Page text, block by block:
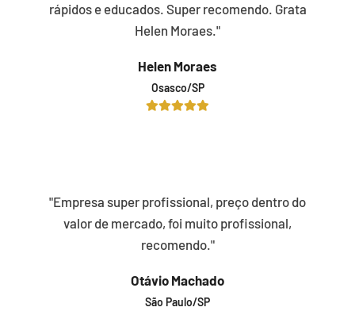
rápidos e educados. Super recomendo. Grata
Helen Moraes."
Helen Moraes
Osasco/SP
"Empresa super profissional, preço dentro do
valor de mercado, foi muito profissional,
recomendo."
Otávio Machado
São Paulo/SP